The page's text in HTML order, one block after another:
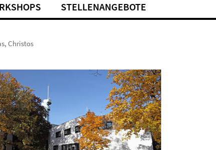
STELLENANGEBOTE
Christos